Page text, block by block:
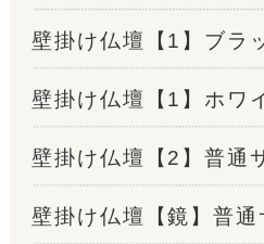
壁掛け仏壇【1】ブ
壁掛け仏壇【1】ホ
壁掛け仏壇【2】普
壁掛け仏壇【鏡】普通